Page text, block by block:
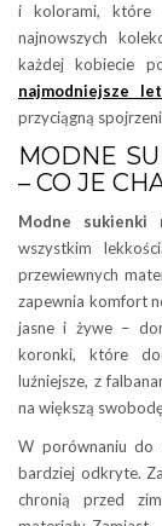
i kolorami, które
najnowszych
każdej kobiecie
najmodniejsze
przyciągną
MODNE
– CO JE
Modne
wszystkim
przewiewnych
zapewnia komfort
jasne i żywe –
koronki, które
luźniejsze, z
na większą
W porównaniu do
bardziej odkryte.
chronią przed